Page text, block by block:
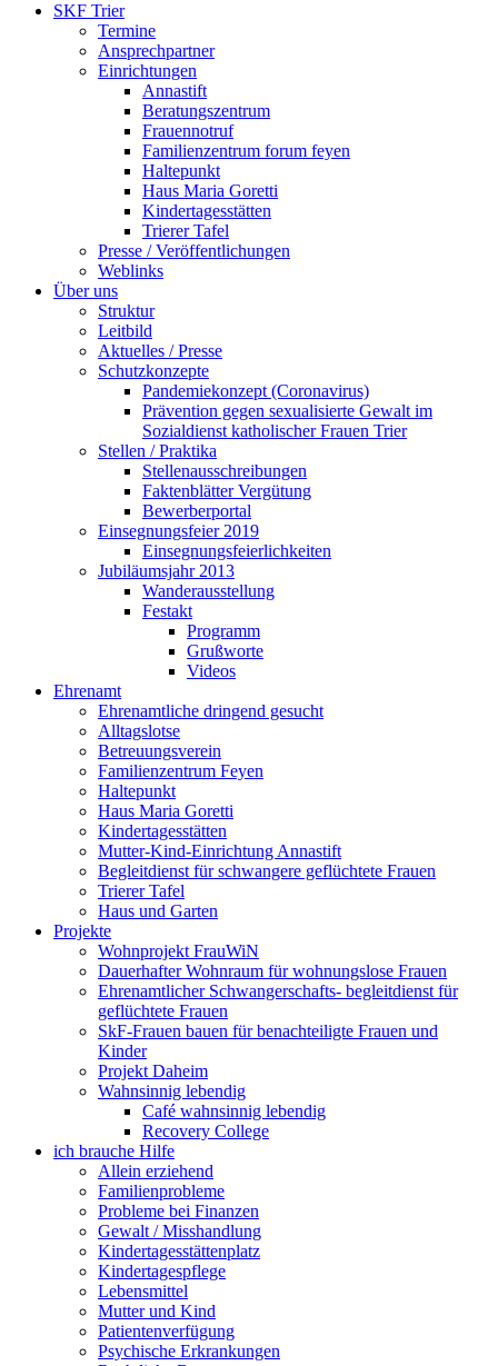
SKF Trier
Termine
Ansprechpartner
Einrichtungen
Annastift
Beratungszentrum
Frauennotruf
Familienzentrum forum feyen
Haltepunkt
Haus Maria Goretti
Kindertagesstätten
Trierer Tafel
Presse / Veröffentlichungen
Weblinks
Über uns
Struktur
Leitbild
Aktuelles / Presse
Schutzkonzepte
Pandemiekonzept (Coronavirus)
Prävention gegen sexualisierte Gewalt im
Sozialdienst katholischer Frauen Trier
Stellen / Praktika
Stellenausschreibungen
Faktenblätter Vergütung
Bewerberportal
Einsegnungsfeier 2019
Einsegnungsfeierlichkeiten
Jubiläumsjahr 2013
Wanderausstellung
Festakt
Programm
Grußworte
Videos
Ehrenamt
Ehrenamtliche dringend gesucht
Alltagslotse
Betreuungsverein
Familienzentrum Feyen
Haltepunkt
Haus Maria Goretti
Kindertagesstätten
Mutter-Kind-Einrichtung Annastift
Begleitdienst für schwangere geflüchtete Frauen
Trierer Tafel
Haus und Garten
Projekte
Wohnprojekt FrauWiN
Dauerhafter Wohnraum für wohnungslose Frauen
Ehrenamtlicher Schwangerschafts- begleitdienst für
geflüchtete Frauen
SkF-Frauen bauen für benachteiligte Frauen und
Kinder
Projekt Daheim
Wahnsinnig lebendig
Café wahnsinnig lebendig
Recovery College
ich brauche Hilfe
Allein erziehend
Familienprobleme
Probleme bei Finanzen
Gewalt / Misshandlung
Kindertagesstättenplatz
Kindertagespflege
Lebensmittel
Mutter und Kind
Patientenverfügung
Psychische Erkrankungen